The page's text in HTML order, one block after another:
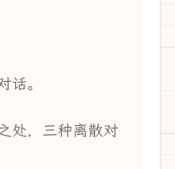
话。
处，三种离散对